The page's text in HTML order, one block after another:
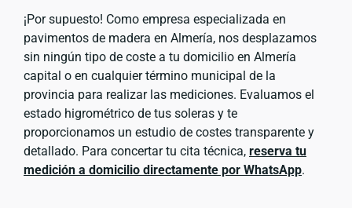
¡Por supuesto! Como empresa especializada en
pavimentos de madera en Almería, nos desplazamos
sin ningún tipo de coste a tu domicilio en Almería
capital o en cualquier término municipal de la
provincia para realizar las mediciones. Evaluamos el
estado higrométrico de tus soleras y te
proporcionamos un estudio de costes transparente y
detallado. Para concertar tu cita técnica, reserva tu
medición a domicilio directamente por WhatsApp.